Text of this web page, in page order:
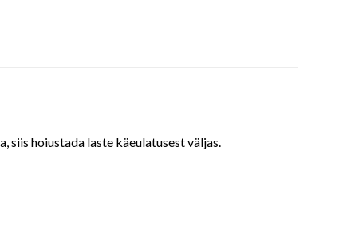
hoiustada laste käeulatusest väljas.